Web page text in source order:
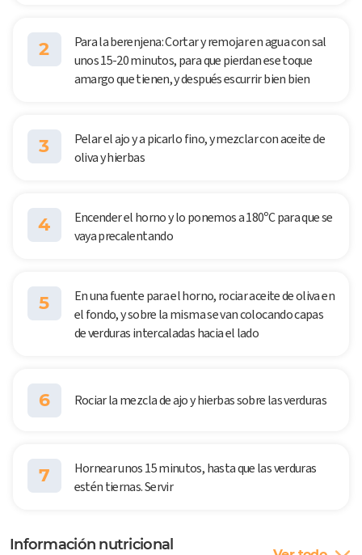
2
Para la berenjena: Cortar y remojar en agua con sal
unos 15-20 minutos, para que pierdan ese toque
amargo que tienen, y después escurrir bien bien
3
Pelar el ajo y a picarlo fino, y mezclar con aceite de
oliva y hierbas
4
Encender el horno y lo ponemos a 180ºC para que se
vaya precalentando
5
En una fuente para el horno, rociar aceite de oliva en
el fondo, y sobre la misma se van colocando capas
de verduras intercaladas hacia el lado
6 Rociar la mezcla de ajo y hierbas sobre las verduras
7
Hornear unos 15 minutos, hasta que las verduras
estén tiernas. Servir
Información nutricional